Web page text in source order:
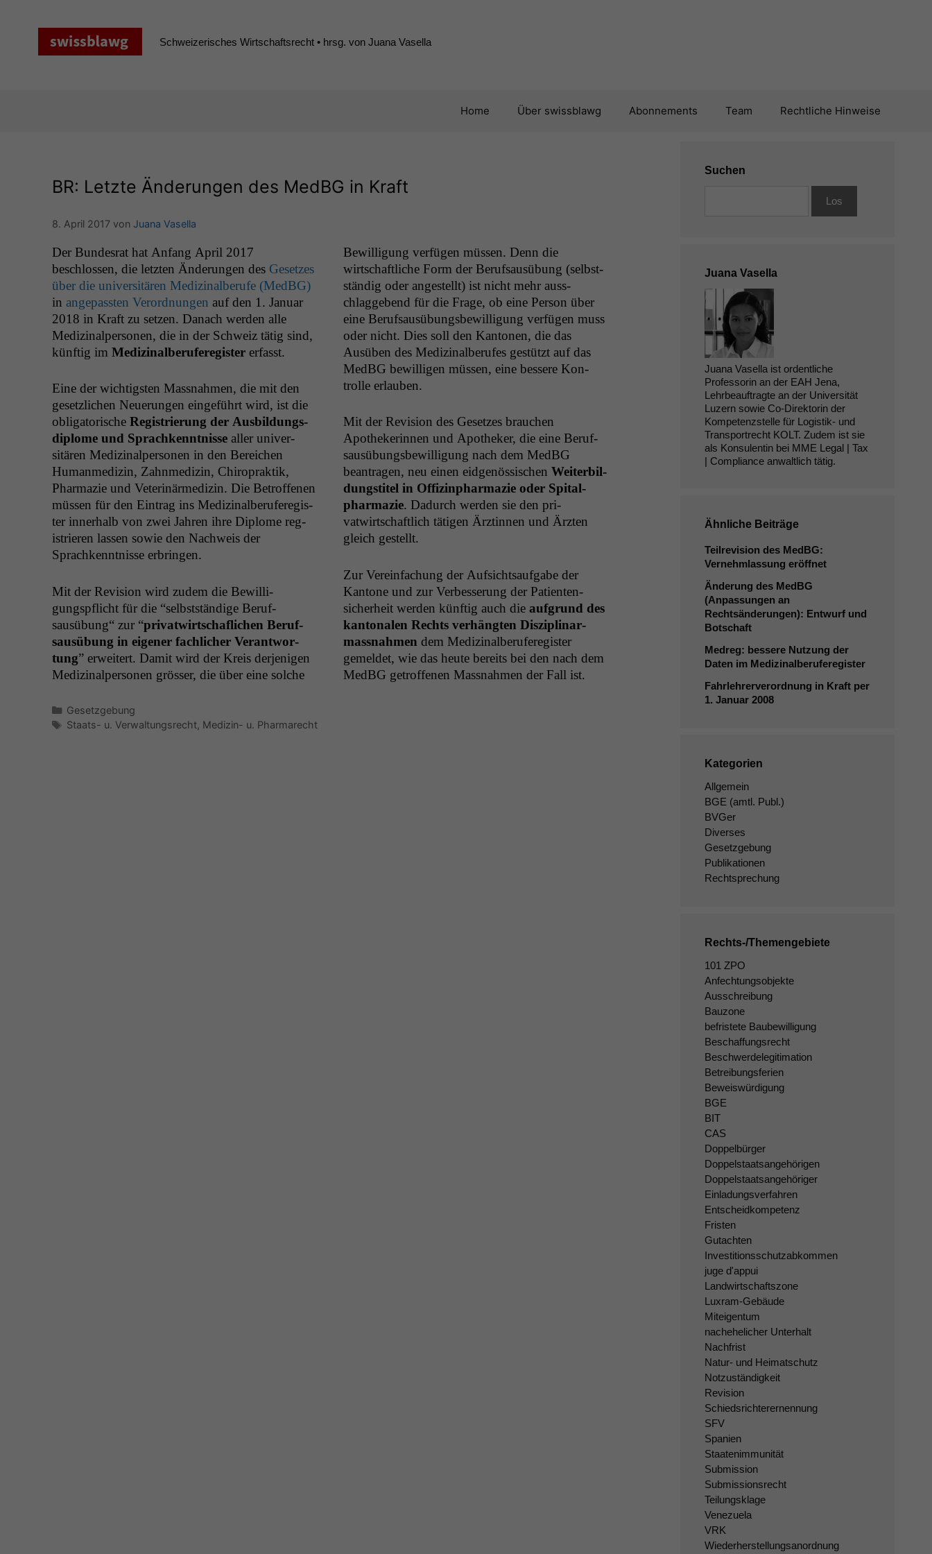
Schweizerisches Wirtschaftsrecht • hrsg. von Juana Vasella
Home Über swissblawg Abonnements Team Rechtliche Hinweise
BR: Letzte Änderungen des MedBG in Kraft
8. April 2017 von Juana Vasella
Der Bun­desrat hat Anfang April 2017
beschlossen, die let­zten Änderun­gen des Geset­zes
über die uni­ver­sitären Medi­z­inal­berufe (Med­BG)
in angepassten Verord­nun­gen auf den 1. Jan­u­ar
2018 in Kraft zu set­zen. Danach wer­den alle
Medi­z­inalper­so­n­en, die in der Schweiz tätig sind,
kün­ftig im Medi­z­inal­berufer­eg­is­tererfasst.
Eine der wichtig­sten Mass­nah­men, die mit den
geset­zlichen Neuerun­gen einge­führt wird, ist die
oblig­a­torische Reg­istrierung der Aus­bil­dungs­
diplome und Sprachken­nt­nissealler uni­ver­
sitären Medi­z­inalper­so­n­en in den Bere­ichen
Human­medi­zin, Zah­n­medi­zin, Chi­ro­prak­tik,
Phar­mazie und Vet­er­inärmedi­zin. Die Betrof­fe­nen
müssen für den Ein­trag ins Medi­z­inal­berufer­eg­is­
ter inner­halb von zwei Jahren ihre Diplome reg­
istri­eren lassen sowie den Nach­weis der
Sprachken­nt­nisse erbringen.
Mit der Revi­sion wird zudem die Bewil­li­
gungspflicht für die “selb­st­ständi­ge Beruf­
sausübung“ zur “pri­vatwirtschaflichen Beruf­
sausübung in eigen­er fach­lich­er Ver­ant­wor­
tung” erweit­ert. Damit wird der Kreis der­jeni­gen
Medi­z­inalper­so­n­en gröss­er, die über eine solche
Bewil­li­gung ver­fü­gen müssen. Denn die
wirtschaftliche Form der Beruf­sausübung (selb­st­
ständig oder angestellt) ist nicht mehr auss­
chlaggebend für die Frage, ob eine Per­son über
eine Beruf­sausübungs­be­wil­li­gung ver­fü­gen muss
oder nicht. Dies soll den Kan­to­nen, die das
Ausüben des Medi­z­inal­berufes gestützt auf das
Med­BG bewil­li­gen müssen, eine bessere Kon­
trolle erlauben.
Mit der Revi­sion des Geset­zes brauchen
Apothek­erin­nen und Apothek­er, die eine Beruf­
sausübungs­be­wil­li­gung nach dem Med­BG
beantra­gen, neu einen eid­genös­sis­chen Weit­er­bil­
dungsti­tel in Offiz­in­phar­mazie oder Spi­tal­
phar­mazie. Dadurch wer­den sie den pri­
vatwirtschaftlich täti­gen Ärztin­nen und Ärzten
gle­ich gestellt.
Zur Vere­in­fachung der Auf­sicht­sauf­gabe der
Kan­tone und zur Verbesserung der Patien­ten­
sicher­heit wer­den kün­ftig auch die auf­grund des
kan­tonalen Rechts ver­hängten Diszi­pli­n­ar­
mass­nah­men dem Medi­z­inal­berufer­eg­is­ter
gemeldet, wie das heute bere­its bei den nach dem
Med­BG getrof­fe­nen Mass­nah­men der Fall ist.
Kategorien
Gesetzgebung
Schlagwörter
Staats- u. Verwaltungsrecht, Medizin- u. Pharmarecht
Suchen
Juana Vasella
Juana Vasella ist ordentliche
Professorin an der EAH Jena,
Lehrbeauftragte an der Universität
Luzern sowie Co-Direktorin der
Kompetenzstelle für Logistik- und
Transportrecht KOLT. Zudem ist sie
als Konsulentin bei MME Legal | Tax
| Compliance anwaltlich tätig.
Ähnliche Beiträge
Teilrevision des MedBG:
Vernehmlassung eröffnet
Änderung des MedBG
(Anpassungen an
Rechtsänderungen): Entwurf und
Botschaft
Medreg: bessere Nutzung der
Daten im Medizinalberuferegister
Fahrlehrerverordnung in Kraft per
1. Januar 2008
Kategorien
Allgemein
BGE (amtl. Publ.)
BVGer
Diverses
Gesetzgebung
Publikationen
Rechtsprechung
Rechts-/Themengebiete
101 ZPO
Anfechtungsobjekte
Ausschreibung
Bauzone
befristete Baubewilligung
Beschaffungsrecht
Beschwerdelegitimation
Betreibungsferien
Beweiswürdigung
BGE
BIT
CAS
Doppelbürger
Doppelstaatsangehörigen
Doppelstaatsangehöriger
Einladungsverfahren
Entscheidkompetenz
Fristen
Gutachten
Investitionsschutzabkommen
juge d'appui
Landwirtschaftszone
Luxram-Gebäude
Miteigentum
nachehelicher Unterhalt
Nachfrist
Natur- und Heimatschutz
Notzuständigkeit
Revision
Schiedsrichterernennung
SFV
Spanien
Staatenimmunität
Submission
Submissionsrecht
Teilungsklage
Venezuela
VRK
Wiederherstellungsanordnung